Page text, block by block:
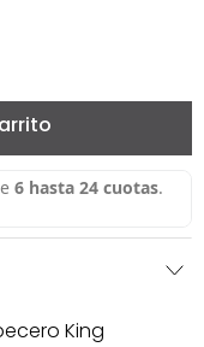
King